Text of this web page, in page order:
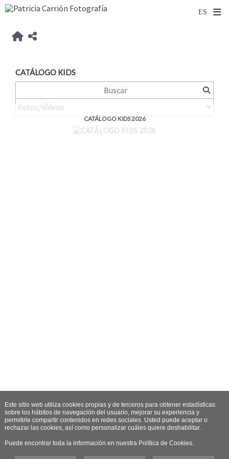
CATÁLOGO KIDS
CATÁLOGO KIDS 2026
Este sitio web utiliza cookies propias y de terceros para obtener estadísticas
sobre los hábitos de navegación del usuario, mejorar su experiencia y
permitirle compartir contenidos en redes sociales. Usted puede aceptar o
rechazar las cookies, así como personalizar cuáles quiere deshabilitar.
Puede encontrar toda la información en nuestra Política de Cookies.